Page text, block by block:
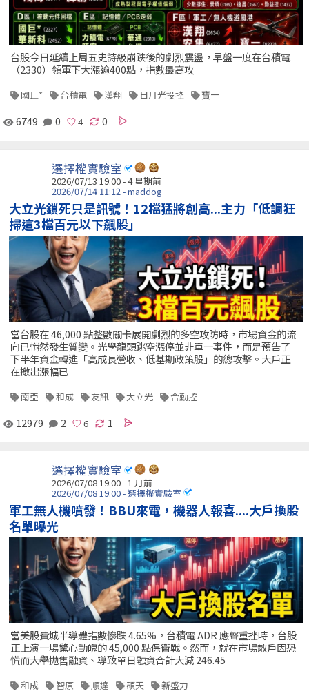
台股今日延續上周五史詩級崩跌後的劇烈震盪，早盤一度在台積電
（2330）領軍下大漲逾400點，指數最高攻
國巨* 台積電 漢翔 日月光投控 寶一
6749 0 0
選擇權實驗室
2026/07/13 19:00 - 4 星期前
2026/07/14 11:12 - maddog
大立光鎖死只是訊號！12檔猛將創高...主力「低調狂
掃這3檔百元以下飆股」
當台股在 46,000 點整數關卡展開劇烈的多空攻防時，市場資金的流
向已悄然發生質變。光學龍頭跳空漲停並非單一事件，而是預告了
下半年資金轉進「高成長營收、低基期政策股」的總攻擊。大戶正
在撤出漲幅已
南亞 和成 友訊 大立光 合勤控
12979 2 1
選擇權實驗室
2026/07/08 19:00 - 1 月前
2026/07/08 19:00 - 選擇權實驗室
軍工無人機噴發！BBU來電，機器人報喜....大戶換股
名單曝光
當美股費城半導體指數慘跌 4.65%，台積電 ADR 應聲重挫時，台股
正上演一場驚心動魄的 45,000 點保衛戰。然而，就在市場散戶因恐
慌而大舉拋售融資、導致單日融資合計大減 246.45
和成 智原 順達 碩天 新盛力